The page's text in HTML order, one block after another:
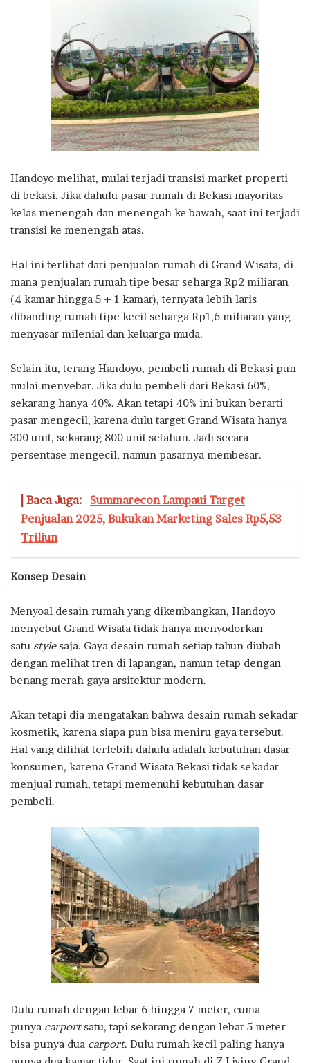
Handoyo melihat, mulai terjadi transisi market properti
di bekasi. Jika dahulu pasar rumah di Bekasi mayoritas
kelas menengah dan menengah ke bawah, saat ini terjadi
transisi ke menengah atas.
Hal ini terlihat dari penjualan rumah di Grand Wisata, di
mana penjualan rumah tipe besar seharga Rp2 miliaran
(4 kamar hingga 5 + 1 kamar), ternyata lebih laris
dibanding rumah tipe kecil seharga Rp1,6 miliaran yang
menyasar milenial dan keluarga muda.
Selain itu, terang Handoyo, pembeli rumah di Bekasi pun
mulai menyebar. Jika dulu pembeli dari Bekasi 60%,
sekarang hanya 40%. Akan tetapi 40% ini bukan berarti
pasar mengecil, karena dulu target Grand Wisata hanya
300 unit, sekarang 800 unit setahun. Jadi secara
persentase mengecil, namun pasarnya membesar.
| Baca Juga:
Summarecon Lampaui Target
Penjualan 2025, Bukukan Marketing Sales Rp5,53
Triliun
Konsep Desain
Menyoal desain rumah yang dikembangkan, Handoyo
menyebut Grand Wisata tidak hanya menyodorkan
satu style saja. Gaya desain rumah setiap tahun diubah
dengan melihat tren di lapangan, namun tetap dengan
benang merah gaya arsitektur modern.
Akan tetapi dia mengatakan bahwa desain rumah sekadar
kosmetik, karena siapa pun bisa meniru gaya tersebut.
Hal yang dilihat terlebih dahulu adalah kebutuhan dasar
konsumen, karena Grand Wisata Bekasi tidak sekadar
menjual rumah, tetapi memenuhi kebutuhan dasar
pembeli.
Dulu rumah dengan lebar 6 hingga 7 meter, cuma
punya carportsatu, tapi sekarang dengan lebar 5 meter
bisa punya dua carport. Dulu rumah kecil paling hanya